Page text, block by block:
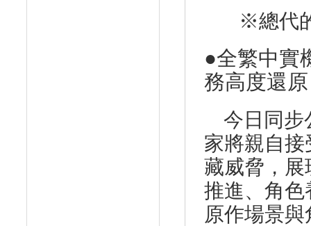
※總代
●全繁中實
務高度還原
今日同步
家將親自
藏威脅，
推進、角
原作場景